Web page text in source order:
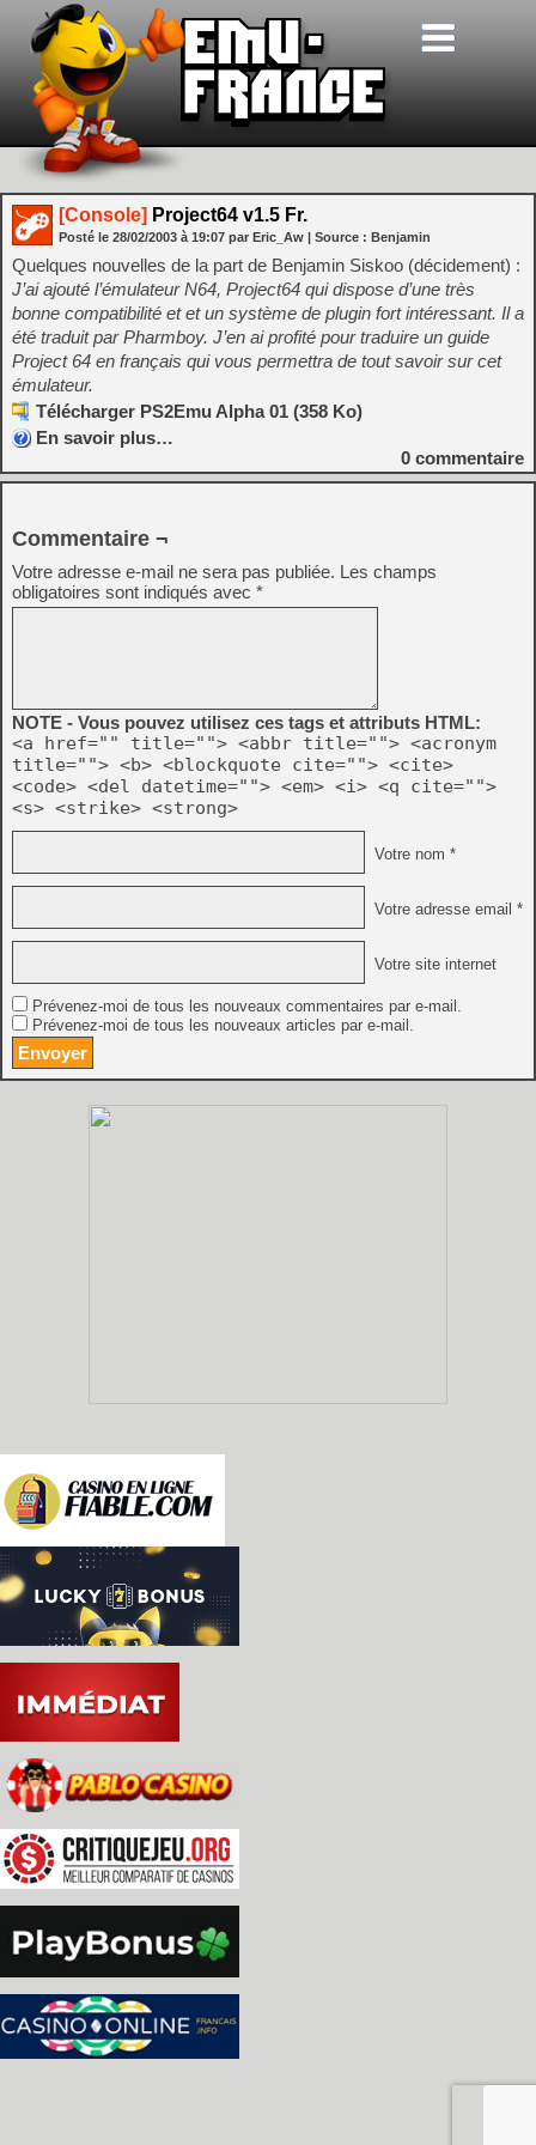
[Console] Project64 v1.5 Fr.
Posté le 28/02/2003 à 19:07 par Eric_Aw | Source : Benjamin
Quelques nouvelles de la part de Benjamin Siskoo (décidement) :
J’ai ajouté l’émulateur N64, Project64 qui dispose d’une très
bonne compatibilité et et un système de plugin fort intéressant. Il a
été traduit par Pharmboy. J’en ai profité pour traduire un guide
Project 64 en français qui vous permettra de tout savoir sur cet
émulateur.
Télécharger PS2Emu Alpha 01 (358 Ko)
En savoir plus…
0 commentaire
Commentaire ¬
Votre adresse e-mail ne sera pas publiée. Les champs
obligatoires sont indiqués avec *
NOTE - Vous pouvez utilisez ces tags et attributs HTML:
<a href="" title=""> <abbr title=""> <acronym
title=""> <b> <blockquote cite=""> <cite>
<code> <del datetime=""> <em> <i> <q cite="">
<s> <strike> <strong>
Votre nom *
Votre adresse email *
Votre site internet
Prévenez-moi de tous les nouveaux commentaires par e-mail.
Prévenez-moi de tous les nouveaux articles par e-mail.